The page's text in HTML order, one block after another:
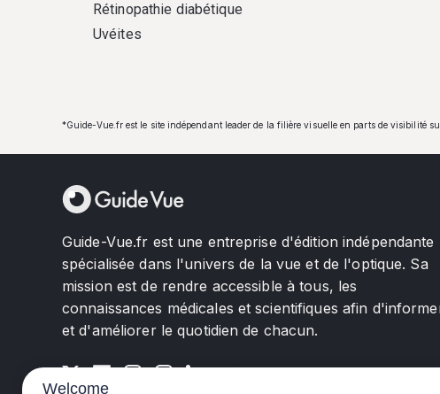
Rétinopathie diabétique
Uvéites
*Guide-Vue.fr est le site indépendant leader de la filière visuelle en parts de visibilité
Guide-Vue.fr est une entreprise d'édition indépendante
spécialisée dans l'univers de la vue et de l'optique. Sa
mission est de rendre accessible à tous, les
connaissances médicales et scientifiques afin
et d'améliorer le quotidien de chacun.
Welcome